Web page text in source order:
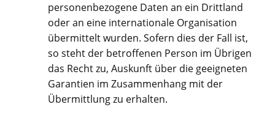
personenbezogene Daten an ein Drittland
oder an eine internationale Organisation
übermittelt wurden. Sofern dies der Fall ist,
so steht der betroffenen Person im Übrigen
das Recht zu, Auskunft über die geeigneten
Garantien im Zusammenhang mit der
Übermittlung zu erhalten.